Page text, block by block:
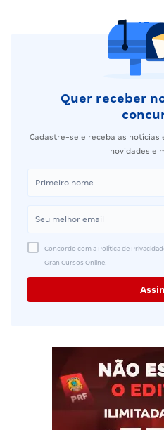
Quer receber
Cadastre-se e receba as notícias
novidades e
Concordo com a Política de
Gran Cursos Online.